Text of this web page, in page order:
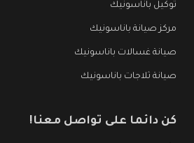
توكيل باناسونيك
مركز صيانة باناسونيك
صيانة غسالات باناسونيك
صيانة ثلاجات باناسونيك
كن دائما على تواصل معنا!